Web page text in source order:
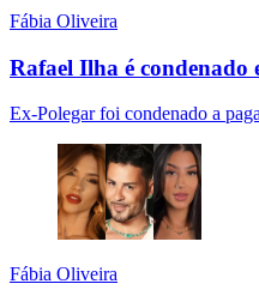
Fábia Oliveira
Rafael Ilha é condenado
Ex-Polegar foi condenado a
Fábia Oliveira